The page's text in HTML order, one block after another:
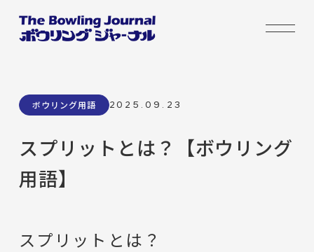
ボウリング用語 2025.09.23
スプリットとは？【ボウリング
用語】
スプリットとは？